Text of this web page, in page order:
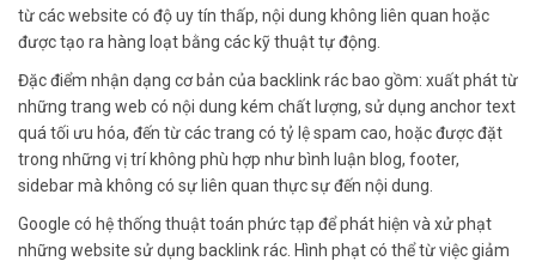
từ các website có độ uy tín thấp, nội dung không liên quan hoặc
được tạo ra hàng loạt bằng các kỹ thuật tự động.
Đặc điểm nhận dạng cơ bản của backlink rác bao gồm: xuất phát từ
những trang web có nội dung kém chất lượng, sử dụng anchor text
quá tối ưu hóa, đến từ các trang có tỷ lệ spam cao, hoặc được đặt
trong những vị trí không phù hợp như bình luận blog, footer,
sidebar mà không có sự liên quan thực sự đến nội dung.
Google có hệ thống thuật toán phức tạp để phát hiện và xử phạt
những website sử dụng backlink rác. Hình phạt có thể từ việc giảm